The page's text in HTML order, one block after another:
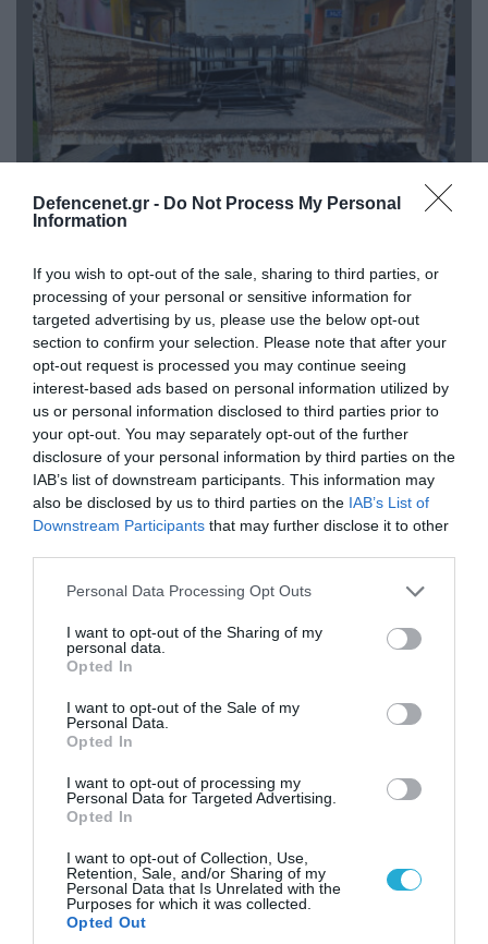
Defencenet.gr - Do Not Process My Personal
Information
If you wish to opt-out of the sale, sharing to third parties, or
processing of your personal or sensitive information for
targeted advertising by us, please use the below opt-out
section to confirm your selection. Please note that after your
opt-out request is processed you may continue seeing
interest-based ads based on personal information utilized by
us or personal information disclosed to third parties prior to
your opt-out. You may separately opt-out of the further
disclosure of your personal information by third parties on the
IAB’s list of downstream participants. This information may
also be disclosed by us to third parties on the IAB’s List of
Downstream Participants that may further disclose it to other
Please note that this website/app uses one or more Google
not limited to your visit or usage behaviour. You may click to
grant or deny consent to Google and its third-party tags to
use your data for below specified purposes in below Google
consent section.
Personal Data Processing Opt Outs
I want to opt-out of the Sharing of my
personal data.
Opted In
I want to opt-out of the Sale of my
Personal Data.
Opted In
I want to opt-out of processing my
Personal Data for Targeted Advertising.
Opted In
I want to opt-out of Collection, Use,
Retention, Sale, and/or Sharing of my
Personal Data that Is Unrelated with the
Purposes for which it was collected.
Opted Out
06.08.2026 | 14:02
Αθήνα: Απομακρύνθηκαν παράνομα
αντικείμενα από κοινόχρηστους χώρους
«Οι εντελώς αθώοι»: Η ανάρτηση του Αρκά για
τα ζώα που χάθηκαν στις πυρκαγιές της